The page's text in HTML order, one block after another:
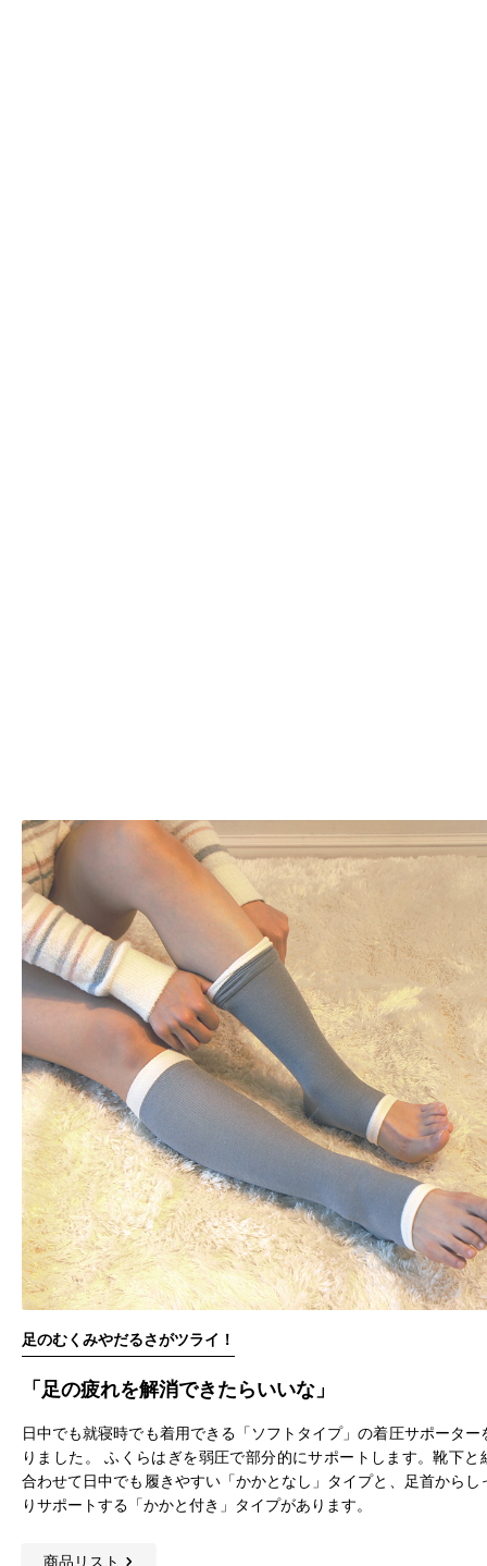
足のむくみやだるさがツライ！
「足の疲れを解消できたらいいな」
日中でも就寝時でも着用できる「ソフトタイプ」の着圧サポーター
りました。 ふくらはぎを弱圧で部分的にサポートします。靴下と
合わせて日中でも履きやすい「かかとなし」タイプと、足首からし
りサポートする「かかと付き」タイプがあります。
商品リスト